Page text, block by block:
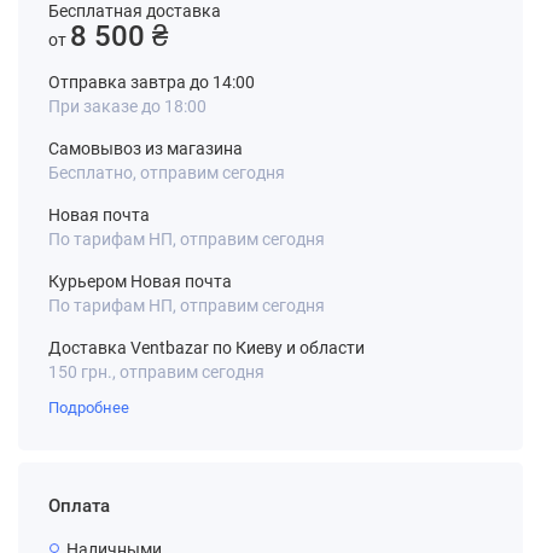
Бесплатная доставка
от 8 500 ₴
Отправка завтра до 14:00
При заказе до 18:00
Самовывоз из магазина
Бесплатно, отправим сегодня
Новая почта
По тарифам НП, отправим сегодня
Курьером Новая почта
По тарифам НП, отправим сегодня
Доставка Ventbazar по Киеву и области
150 грн., отправим сегодня
Подробнее
Оплата